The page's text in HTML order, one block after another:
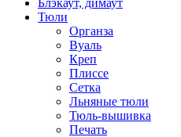
Блэкаут, димаут
Тюли
Органза
Вуаль
Креп
Плиссе
Сетка
Льняные тюли
Тюль-вышивка
Печать